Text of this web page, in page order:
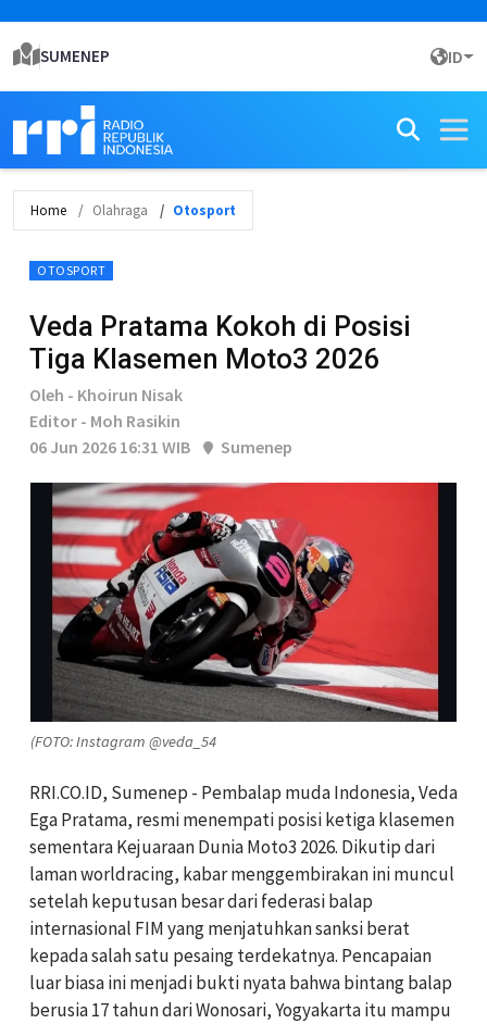
SUMENEP ID
Home Olahraga Otosport
OTOSPORT
Veda Pratama Kokoh di Posisi
Tiga Klasemen Moto3 2026
Oleh - Khoirun Nisak
Editor - Moh Rasikin
06 Jun 2026 16:31 WIB
Sumenep
(FOTO: Instagram @veda_54
RRI.CO.ID, Sumenep - Pembalap muda Indonesia, Veda
Ega Pratama, resmi menempati posisi ketiga klasemen
sementara Kejuaraan Dunia Moto3 2026. Dikutip dari
laman worldracing, kabar menggembirakan ini muncul
setelah keputusan besar dari federasi balap
internasional FIM yang menjatuhkan sanksi berat
kepada salah satu pesaing terdekatnya. Pencapaian
luar biasa ini menjadi bukti nyata bahwa bintang balap
berusia 17 tahun dari Wonosari, Yogyakarta itu mampu